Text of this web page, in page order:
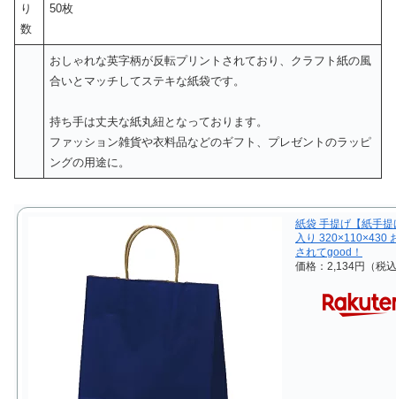
り
数
50枚
おしゃれな英字柄が反転プリントされており、クラフト紙の風
合いとマッチしてステキな紙袋です。
持ち手は丈夫な紙丸紐となっております。
ファッション雑貨や衣料品などのギフト、プレゼントのラッピ
ングの用途に。
紙袋 手提げ【紙手
入り 320×110×430
されてgood！
価格：2,134円（税